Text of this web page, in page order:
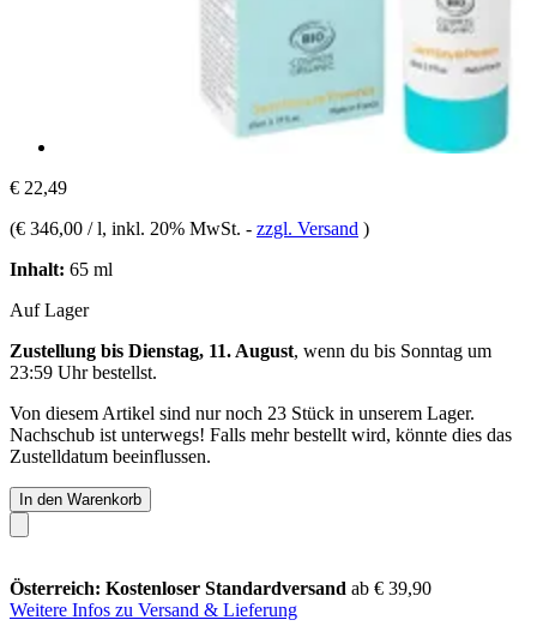
€ 22,49
(€ 346,00 / l, inkl. 20% MwSt. - zzgl. Versand )
Inhalt: 65 ml
Auf Lager
Zustellung bis Dienstag, 11. August, wenn du bis Sonntag um
23:59 Uhrbestellst.
Von diesem Artikel sind nur noch 23 Stück in unserem Lager.
Nachschub ist unterwegs! Falls mehr bestellt wird, könnte dies das
Zustelldatum beeinflussen.
In den Warenkorb
Österreich: Kostenloser Standardversand ab € 39,90
Weitere Infos zu Versand & Lieferung